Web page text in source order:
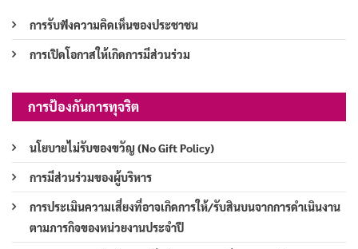
การรับฟังความคิดเห็นของประชาชน
การเปิดโอกาสให้เกิดการมีส่วนร่วม
การป้องกันการทุจริต
นโยบายไม่รับของขวัญ (No Gift Policy)
การมีส่วนร่วมของผู้บริหาร
การประเมินความเสี่ยงที่อาจเกิดการให้/รับสินบนจากการดำเนินงาน
ตามภารกิจของหน่วยงานประจำปี